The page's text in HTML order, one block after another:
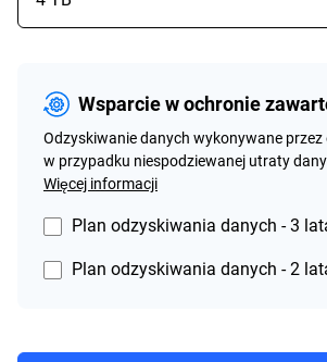
Wsparcie w ochronie
Odzyskiwanie danych wykonywane przez
w przypadku niespodziewanej utraty
Więcej informacji
Plan odzyskiwania danych - 3
Plan odzyskiwania danych - 2